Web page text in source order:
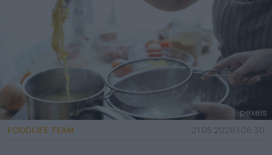
pexels
FOODLIFE TEAM
21.05.2026 | 06:30